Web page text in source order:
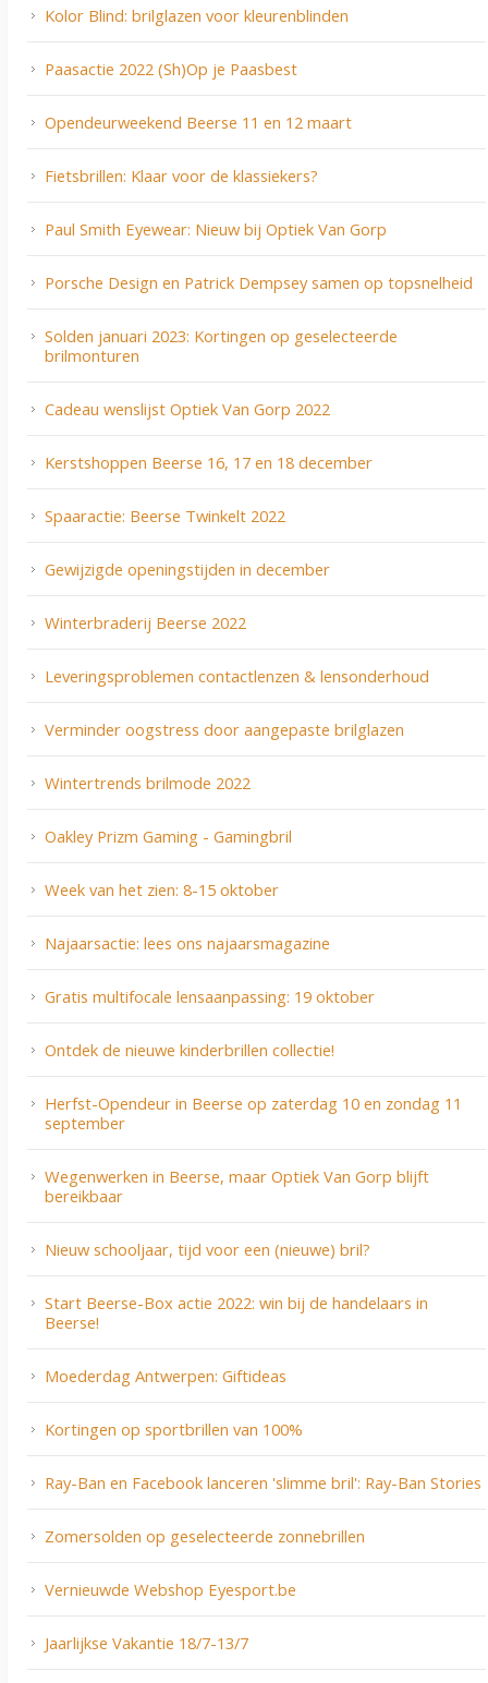
Kolor Blind: brilglazen voor kleurenblinden
Paasactie 2022 (Sh)Op je Paasbest
Opendeurweekend Beerse 11 en 12 maart
Fietsbrillen: Klaar voor de klassiekers?
Paul Smith Eyewear: Nieuw bij Optiek Van Gorp
Porsche Design en Patrick Dempsey samen op topsnelheid
Solden januari 2023: Kortingen op geselecteerde
brilmonturen
Cadeau wenslijst Optiek Van Gorp 2022
Kerstshoppen Beerse 16, 17 en 18 december
Spaaractie: Beerse Twinkelt 2022
Gewijzigde openingstijden in december
Winterbraderij Beerse 2022
Leveringsproblemen contactlenzen & lensonderhoud
Verminder oogstress door aangepaste brilglazen
Wintertrends brilmode 2022
Oakley Prizm Gaming - Gamingbril
Week van het zien: 8-15 oktober
Najaarsactie: lees ons najaarsmagazine
Gratis multifocale lensaanpassing: 19 oktober
Ontdek de nieuwe kinderbrillen collectie!
Herfst-Opendeur in Beerse op zaterdag 10 en zondag 11
september
Wegenwerken in Beerse, maar Optiek Van Gorp blijft
bereikbaar
Nieuw schooljaar, tijd voor een (nieuwe) bril?
Start Beerse-Box actie 2022: win bij de handelaars in
Beerse!
Moederdag Antwerpen: Giftideas
Kortingen op sportbrillen van 100%
Ray-Ban en Facebook lanceren 'slimme bril': Ray-Ban Stories
Zomersolden op geselecteerde zonnebrillen
Vernieuwde Webshop Eyesport.be
Jaarlijkse Vakantie 18/7-13/7